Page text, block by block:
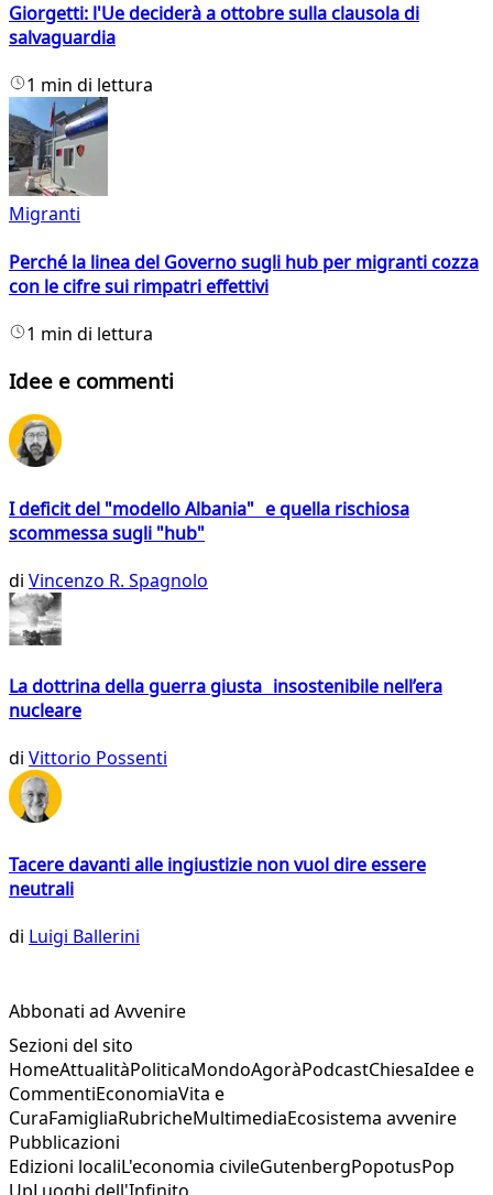
Giorgetti: l'Ue deciderà a ottobre sulla clausola di
salvaguardia
1 min di lettura
Migranti
Perché la linea del Governo sugli hub per migranti cozza
con le cifre sui rimpatri effettivi
1 min di lettura
Idee e commenti
I deficit del "modello Albania" e quella rischiosa
scommessa sugli "hub"
di Vincenzo R. Spagnolo
La dottrina della guerra giusta insostenibile nell’era
nucleare
di Vittorio Possenti
Tacere davanti alle ingiustizie non vuol dire essere
neutrali
di Luigi Ballerini
Abbonati ad Avvenire
Sezioni del sito
HomeAttualitàPoliticaMondoAgoràPodcastChiesaIdee e
CommentiEconomiaVita e
CuraFamigliaRubricheMultimediaEcosistema avvenire
Pubblicazioni
Edizioni localiL'economia civileGutenbergPopotusPop